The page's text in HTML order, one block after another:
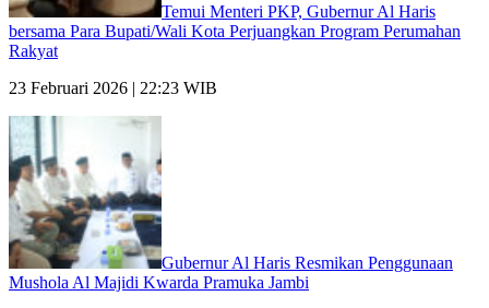
Temui Menteri PKP, Gubernur Al Haris
bersama Para Bupati/Wali Kota Perjuangkan Program Perumahan
Rakyat
23 Februari 2026 | 22:23 WIB
Gubernur Al Haris Resmikan Penggunaan
Mushola Al Majidi Kwarda Pramuka Jambi